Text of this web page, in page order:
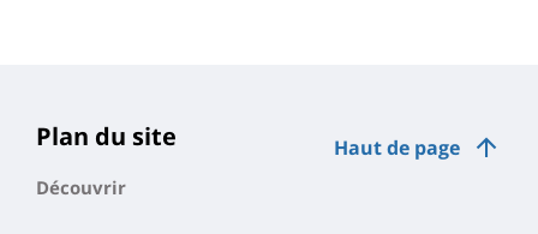
Haut de page
Plan du site
Découvrir